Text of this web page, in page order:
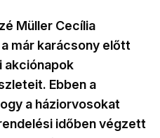
Müller Cecília
már karácsony előtt
akciónapok
Ebben a
a háziorvosokat
időben végzett